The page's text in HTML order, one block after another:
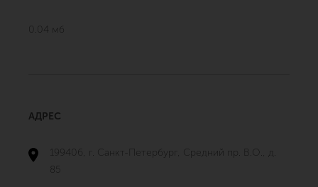
0.04 мб
АДРЕС
199406, г. Санкт-Петербург, Средний пр. В.О., д.